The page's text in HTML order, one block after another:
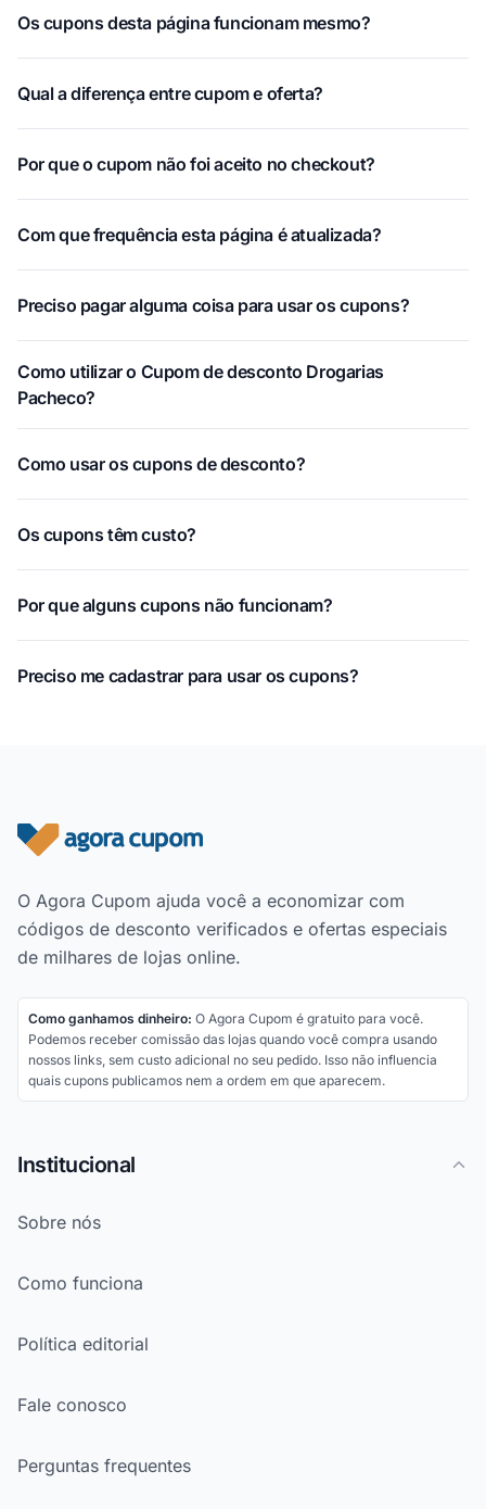
Os cupons desta página funcionam mesmo?
Qual a diferença entre cupom e oferta?
Por que o cupom não foi aceito no checkout?
Com que frequência esta página é atualizada?
Preciso pagar alguma coisa para usar os cupons?
Como utilizar o Cupom de desconto Drogarias
Pacheco?
Como usar os cupons de desconto?
Os cupons têm custo?
Por que alguns cupons não funcionam?
Preciso me cadastrar para usar os cupons?
Rodapé do site
O Agora Cupom ajuda você a economizar com
códigos de desconto verificados e ofertas especiais
de milhares de lojas online.
Como ganhamos dinheiro: O Agora Cupom é gratuito para você.
Podemos receber comissão das lojas quando você compra usando
nossos links, sem custo adicional no seu pedido. Isso não influencia
quais cupons publicamos nem a ordem em que aparecem.
Institucional
Sobre nós
Como funciona
Política editorial
Fale conosco
Perguntas frequentes